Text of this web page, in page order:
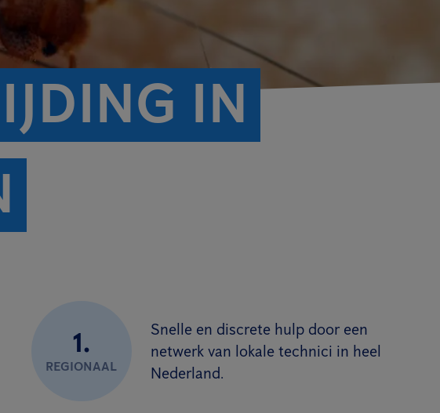
IN
1.
REGIONAAL
Snelle en discrete hulp door een
netwerk van lokale technici in heel
Nederland.